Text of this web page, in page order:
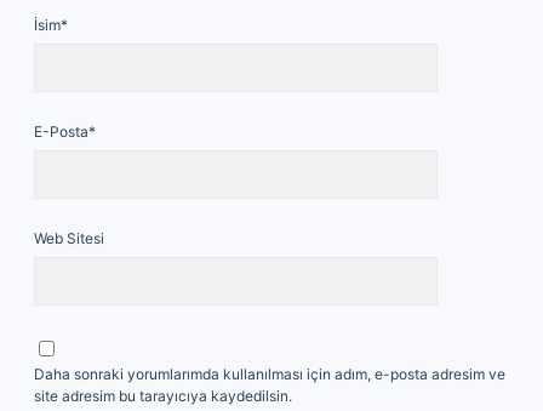
İsim*
E-Posta*
Web Sitesi
Daha sonraki yorumlarımda kullanılması için adım, e-posta adresim ve
site adresim bu tarayıcıya kaydedilsin.